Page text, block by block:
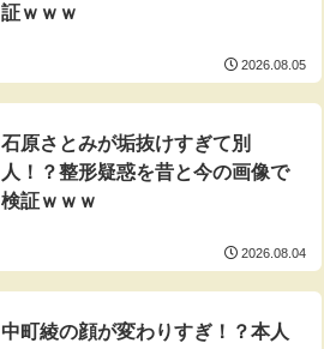
証ｗｗｗ
2026.08.05
石原さとみが垢抜けすぎて別
人！？整形疑惑を昔と今の画像で
検証ｗｗｗ
2026.08.04
中町綾の顔が変わりすぎ！？本人